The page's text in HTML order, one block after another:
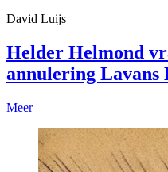
David Luijs
Helder Helmond
annulering Lavans
Meer